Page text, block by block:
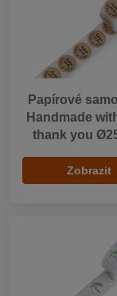
Papírové
Handmade
thank you
Zobrazit